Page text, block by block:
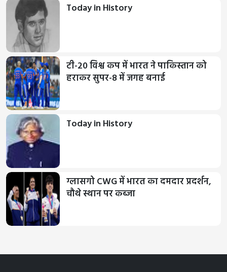
Today in History
टी-20 विश्व कप में भारत ने पाकिस्तान को
हराकर सुपर-8 में जगह बनाई
Today in History
ग्लासगो CWG में भारत का दमदार प्रदर्शन,
चौथे स्थान पर कब्जा